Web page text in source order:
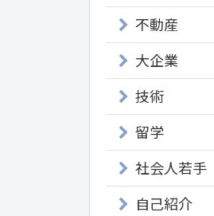
不動産
大企業
技術
留学
社会人若手
自己紹介